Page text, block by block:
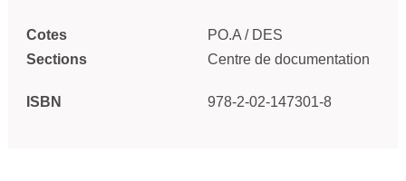
Cotes
PO.A / DES
Sections
Centre de documentation
ISBN 978-2-02-147301-8